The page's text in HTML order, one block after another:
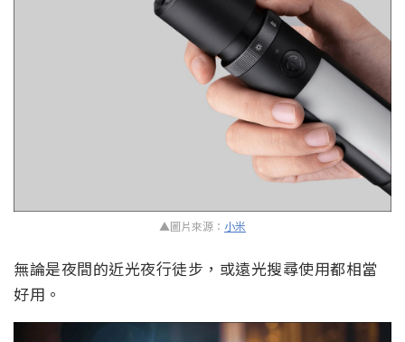
▲圖片來源： 小米
無論是夜間的近光夜行徒步，或遠光搜尋使用都相當
好用。